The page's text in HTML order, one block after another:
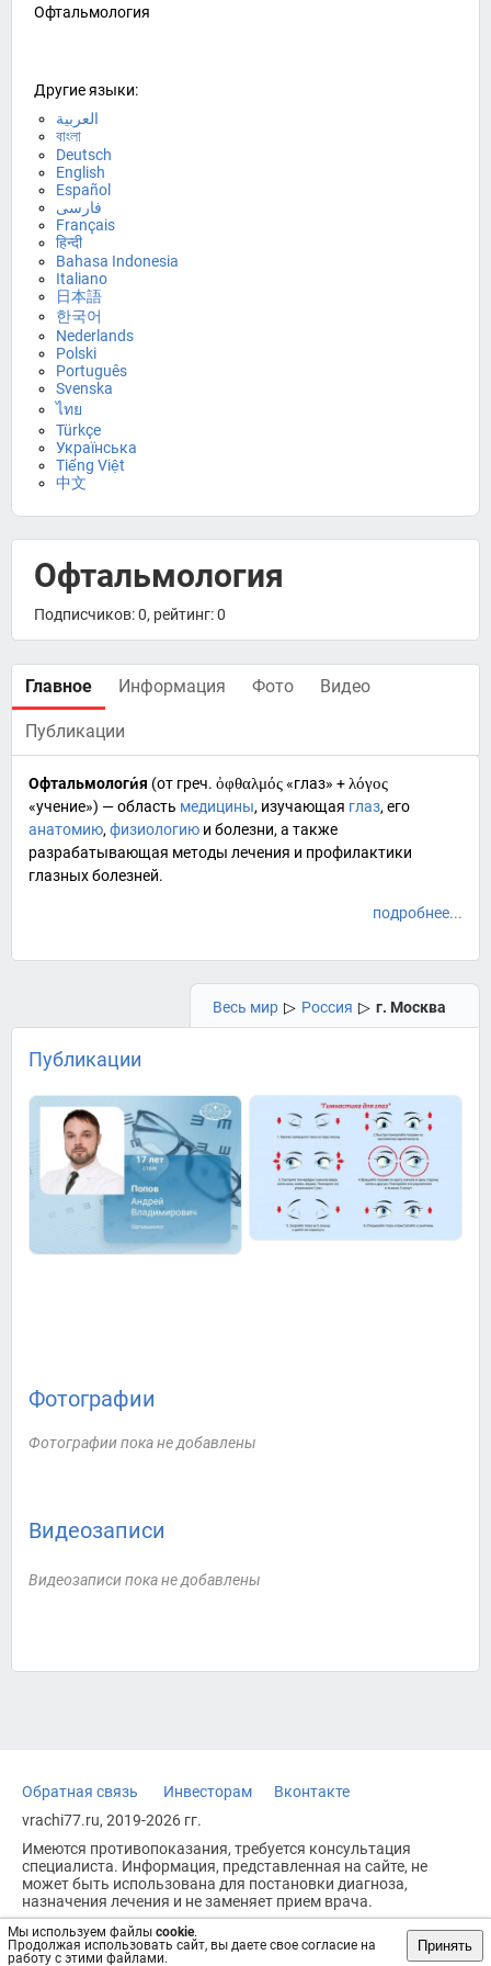
Мы используем файлы cookie.
Продолжая использовать сайт, вы даете свое согласие на
работу с этими файлами.
Принять
Офтальмология
Другие языки:
العربية
বাংলা
Deutsch
English
Español
فارسی
Français
हिन्दी
Bahasa Indonesia
Italiano
日本語
한국어
Nederlands
Polski
Português
Svenska
ไทย
Türkçe
Українська
Tiếng Việt
中文
Офтальмология
Подписчиков: 0, рейтинг: 0
Главное Информация Фото Видео
Публикации
Офтальмологи́я (от греч. ὀφθαλμός«глаз» +λόγος
«учение») — область медицины, изучающая глаз, его
анатомию, физиологию и болезни, а также
разрабатывающая методы лечения и профилактики
глазных болезней.
подробнее...
Весь мир ▷ Россия ▷ г. Москва
Публикации
Фотографии
Фотографии пока не добавлены
Видеозаписи
Видеозаписи пока не добавлены
Обратная связь Инвесторам
Вконтакте
vrachi77.ru, 2019-2026 гг.
Имеются противопоказания, требуется консультация
специалиста. Информация, представленная на сайте, не
может быть использована для постановки диагноза,
назначения лечения и не заменяет прием врача.
Возрастное ограничение: 18+